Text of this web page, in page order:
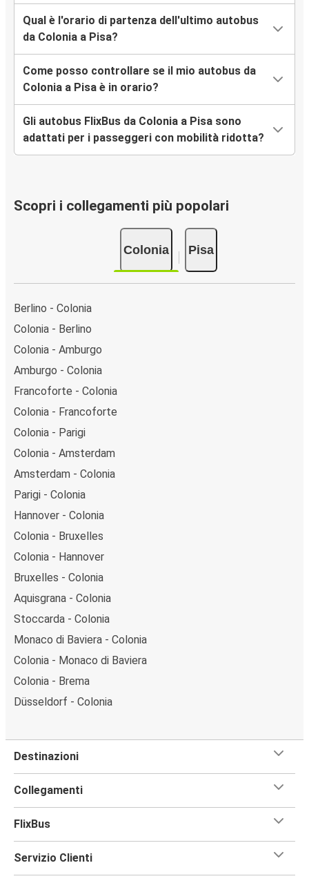
Qual è l'orario di partenza dell'ultimo autobus
da Colonia a Pisa?
Come posso controllare se il mio autobus da
Colonia a Pisa è in orario?
Gli autobus FlixBus da Colonia a Pisa sono
adattati per i passeggeri con mobilità ridotta?
Scopri i collegamenti più popolari
Colonia Pisa
Berlino - Colonia
Colonia - Berlino
Colonia - Amburgo
Amburgo - Colonia
Francoforte - Colonia
Colonia - Francoforte
Colonia - Parigi
Colonia - Amsterdam
Amsterdam - Colonia
Parigi - Colonia
Hannover - Colonia
Colonia - Bruxelles
Colonia - Hannover
Bruxelles - Colonia
Aquisgrana - Colonia
Stoccarda - Colonia
Monaco di Baviera - Colonia
Colonia - Monaco di Baviera
Colonia - Brema
Düsseldorf - Colonia
Destinazioni
Collegamenti
FlixBus
Servizio Clienti